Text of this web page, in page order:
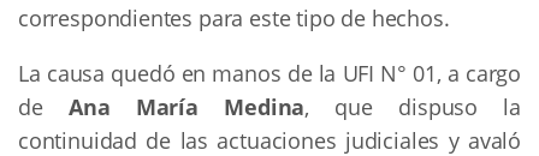
correspondientes para este tipo de hechos.
La causa quedó en manos de la UFI N° 01, a cargo
deAna María Medina, que dispuso la
continuidad de las actuaciones judiciales y avaló